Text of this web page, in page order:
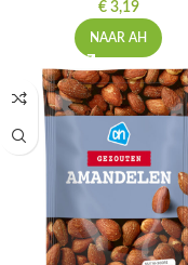
€3,19
NAAR AH